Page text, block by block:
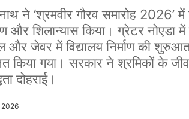
ने ‘श्रमवीर गौरव समारोह 2026’
और शिलान्यास किया। ग्रेटर
जेवर में विद्यालय निर्माण की
किया गया। सरकार ने श्रमिकों के
दोहराई।
2026